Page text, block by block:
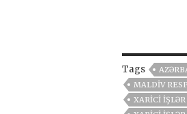
Tags
MALDIV
XARICI